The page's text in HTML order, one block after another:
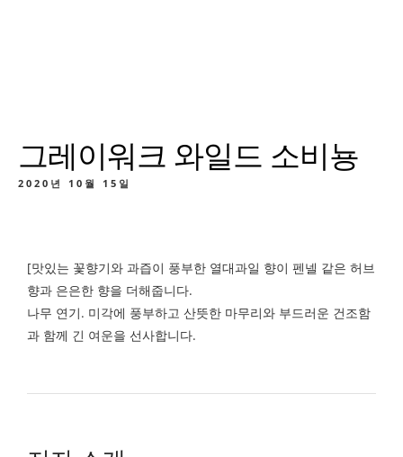
그레이워크 와일드 소비뇽
2020년 10월 15일
[맛있는 꽃향기와 과즙이 풍부한 열대과일 향이 펜넬 같은 허브
향과 은은한 향을 더해줍니다.
나무 연기. 미각에 풍부하고 산뜻한 마무리와 부드러운 건조함
과 함께 긴 여운을 선사합니다.